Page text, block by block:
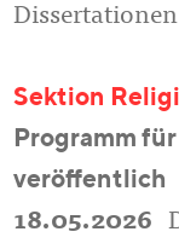
Sektion
Programm
veröffentlich
18.05.2026